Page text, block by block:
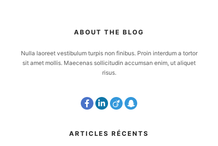
ABOUT THE BLOG
Nulla laoreet vestibulum turpis non finibus. Proin interdum a tortor
sit amet mollis. Maecenas sollicitudin accumsan enim, ut aliquet
risus.
ARTICLES RÉCENTS